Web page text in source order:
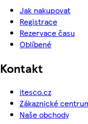
Jak nakupovat
Registrace
Rezervace času
Oblíbené
Kontakt
itesco.cz
Zákaznické
Naše obchody